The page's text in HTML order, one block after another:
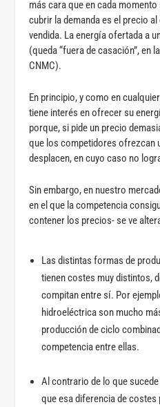
más cara que en cada
cubrir la demanda es el precio
vendida. La energía ofertada a
(queda “fuera de casación”, en
CNMC).
En principio, y como en
tiene interés en ofrecer su
porque, si pide un precio
que los competidores ofrezcan
desplacen, en cuyo caso no
Sin embargo, en nuestro
en el que la competencia
contener los precios- se ve
Las distintas formas de
tienen costes muy distintos,
compitan entre sí. Por
hidroeléctrica son mucho
producción de ciclo
competencia entre ellas.
Al contrario de lo que
que esa diferencia de